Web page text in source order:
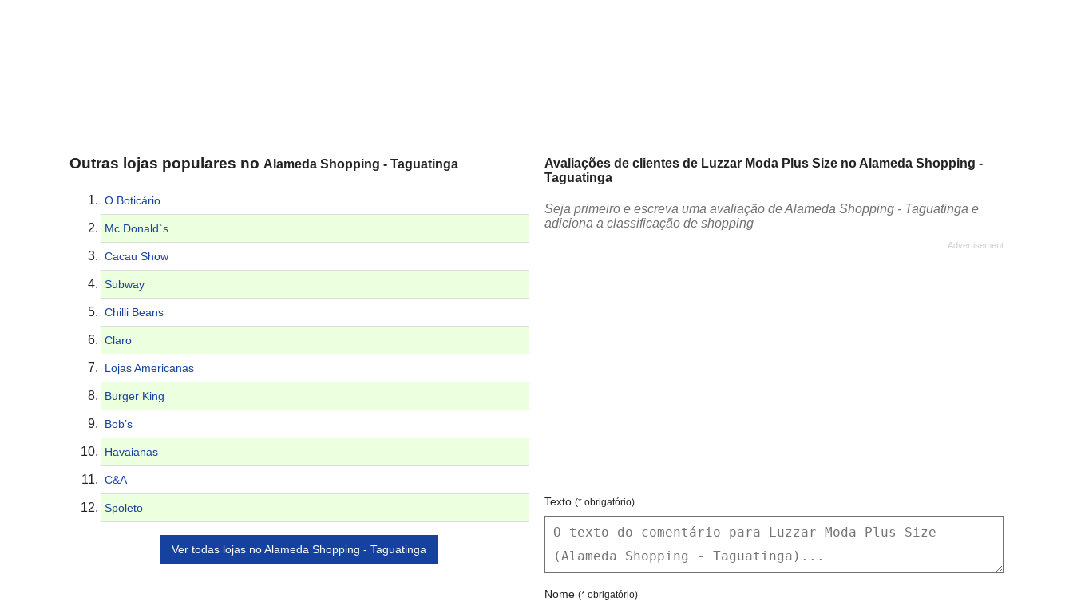
Outras lojas populares no Alameda Shopping - Taguatinga
O Boticário
Mc Donald`s
Cacau Show
Subway
Chilli Beans
Claro
Lojas Americanas
Burger King
Bob’s
Havaianas
C&A
Spoleto
Ver todas lojas no Alameda Shopping - Taguatinga
Avaliações de clientes de Luzzar Moda Plus Size no Alameda Shopping -
Taguatinga
Seja primeiro e escreva uma avaliação de Alameda Shopping - Taguatinga e
adiciona a classificação de shopping
Texto (* obrigatório)
Nome (* obrigatório)